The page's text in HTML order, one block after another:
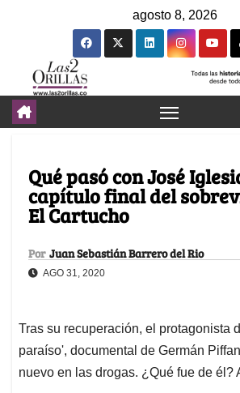
agosto 8, 2026
Qué pasó con José
capítulo final del
El Cartucho
Por Juan Sebastián Barrero del Rio
AGO 31, 2020
Tras su recuperación, el protagonista
paraíso', documental de Germán
nuevo en las drogas. ¿Qué fue de él?